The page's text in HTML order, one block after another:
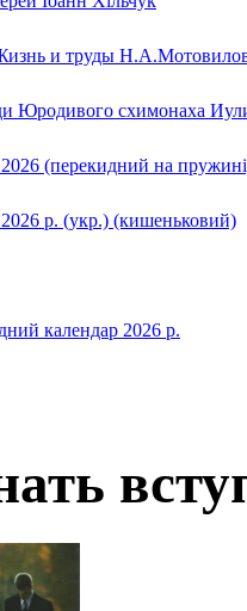
и труды
Юродивого схимонаха
(перекидний на
р. (укр.) (кишеньковий)
календар 2026 р.